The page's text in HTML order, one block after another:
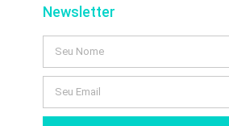
Newsletter